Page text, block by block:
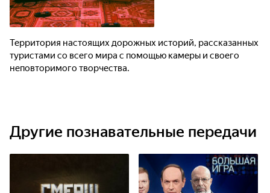
Территория настоящих дорожных историй, рассказанных
туристами со всего мира с помощью камеры и своего
неповторимого творчества.
Другие познавательные передачи